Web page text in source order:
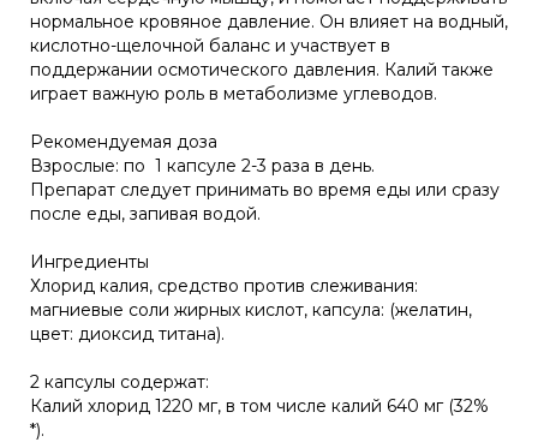
нормальное кровяное давление. Он влияет на водный,
кислотно-щелочной баланс и участвует в
поддержании осмотического давления. Калий также
играет важную роль в метаболизме углеводов.
Рекомендуемая доза
Взрослые: по 1 капсуле 2-3 раза в день.
Препарат следует принимать во время еды или сразу
после еды, запивая водой.
Ингредиенты
Хлорид калия, средство против слеживания:
магниевые соли жирных кислот, капсула: (желатин,
цвет: диоксид титана).
2 капсулы содержат:
Калий хлорид 1220 мг, в том числе калий 640 мг (32%
*).